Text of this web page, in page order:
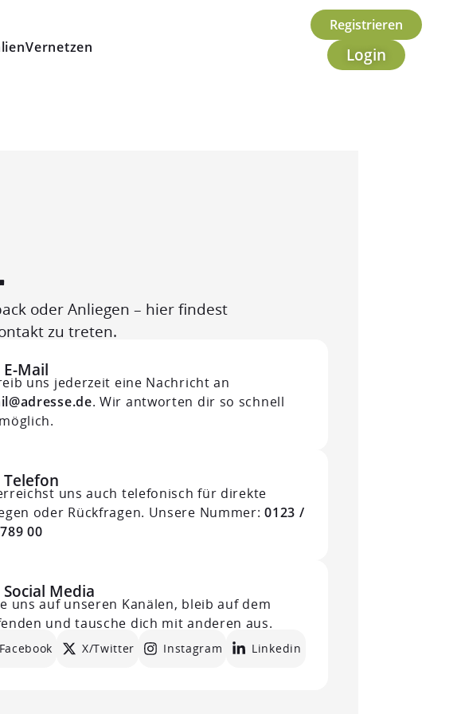
Vernetzen
Registrieren
Login
oder Anliegen – hier findest
zu treten.
E-Mail
uns jederzeit eine Nachricht an
. Wir antworten dir so schnell
Telefon
uns auch telefonisch für direkte
oder Rückfragen. Unsere Nummer:0123 /
00
Social Media
uns auf unseren Kanälen, bleib auf dem
und tausche dich mit anderen aus.
Facebook X/Twitter Instagram Linkedin